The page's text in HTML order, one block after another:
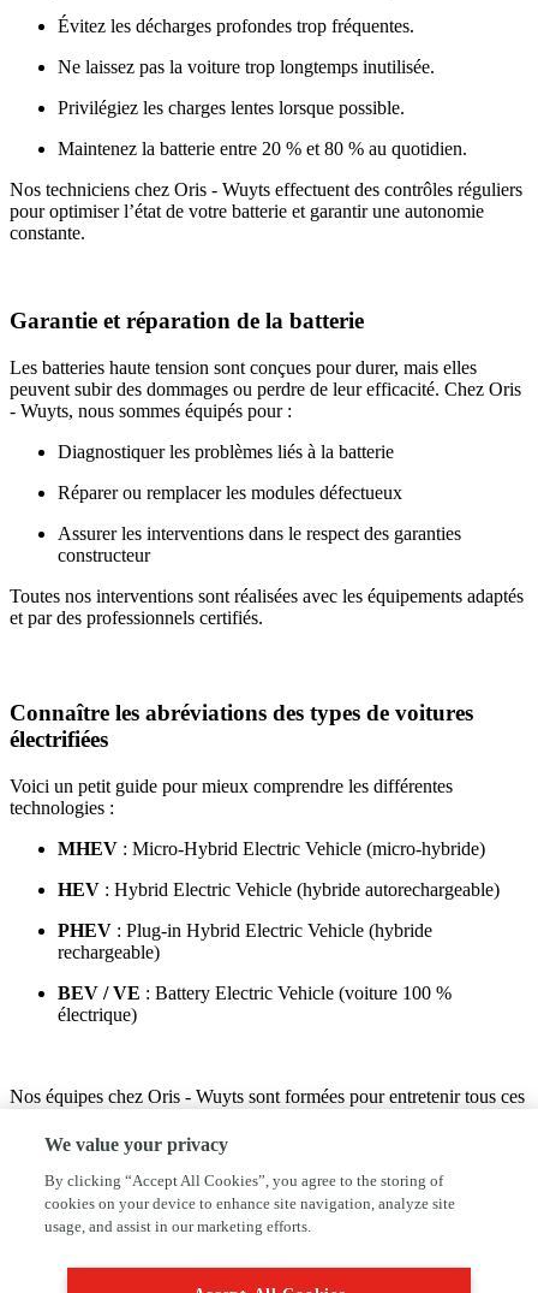
Évitez les décharges profondes trop fréquentes.
Ne laissez pas la voiture trop longtemps inutilisée.
Privilégiez les charges lentes lorsque possible.
Maintenez la batterie entre 20 % et 80 % au quotidien.
Nos techniciens chez Oris - Wuyts effectuent des contrôles réguliers
pour optimiser l’état de votre batterie et garantir une autonomie
constante.
Garantie et réparation de la batterie
Les batteries haute tension sont conçues pour durer, mais elles
peuvent subir des dommages ou perdre de leur efficacité. Chez Oris
- Wuyts, nous sommes équipés pour :
Diagnostiquer les problèmes liés à la batterie
Réparer ou remplacer les modules défectueux
Assurer les interventions dans le respect des garanties
constructeur
Toutes nos interventions sont réalisées avec les équipements adaptés
et par des professionnels certifiés.
Connaître les abréviations des types de voitures
électrifiées
Voici un petit guide pour mieux comprendre les différentes
technologies :
MHEV : Micro-Hybrid Electric Vehicle (micro-hybride)
HEV : Hybrid Electric Vehicle (hybride autorechargeable)
PHEV : Plug-in Hybrid Electric Vehicle (hybride
rechargeable)
BEV / VE : Battery Electric Vehicle (voiture 100 %
électrique)
Nos équipes chez Oris - Wuyts sont formées pour entretenir tous ces
Pour toute question sur l’entretien de votre batterie ou pour un bilan
SoH, prenez rendez-vous chez Oris - Wuyts à Rijkevorsel. Nous
sommes là pour garantir la performance et la fiabilité de votre
voiture électrique.
We value your privacy
By clicking “Accept All Cookies”, you agree to the storing of
cookies on your device to enhance site navigation, analyze site
usage, and assist in our marketing efforts.